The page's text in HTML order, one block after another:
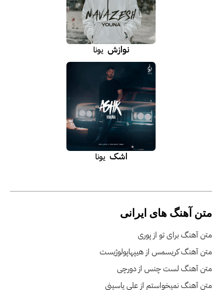
نوازش یونا
اشک یونا
متن آهنگ های ایرانی
متن آهنگ برای تو از پوری
متن آهنگ کریسمس از هیپهاپولوژیست
متن آهنگ لست چنس از دورچی
متن آهنگ نمیخواستم از علی یاسینی